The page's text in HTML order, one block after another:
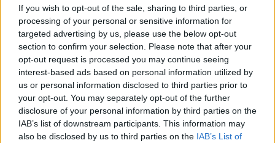
If you wish to opt-out of the sale, sharing to third parties, or
processing of your personal or sensitive information for
targeted advertising by us, please use the below opt-out
section to confirm your selection. Please note that after your
opt-out request is processed you may continue seeing
interest-based ads based on personal information utilized by
us or personal information disclosed to third parties prior to
your opt-out. You may separately opt-out of the further
disclosure of your personal information by third parties on the
IAB’s list of downstream participants. This information may
also be disclosed by us to third parties on the IAB’s List of
Babilée öntörvényű személyiség volt, aki özvegye,
Apolline-Marionszerint csak azt táncolta el, amihez
kedve volt. Mégis generációjának egyik
legtehetségesebb előadója lett, akit az őrült
táncosként emlegettek. Technikája tökéletes, stílusa
precíz, jelenléte a színpadon intenzív volt.